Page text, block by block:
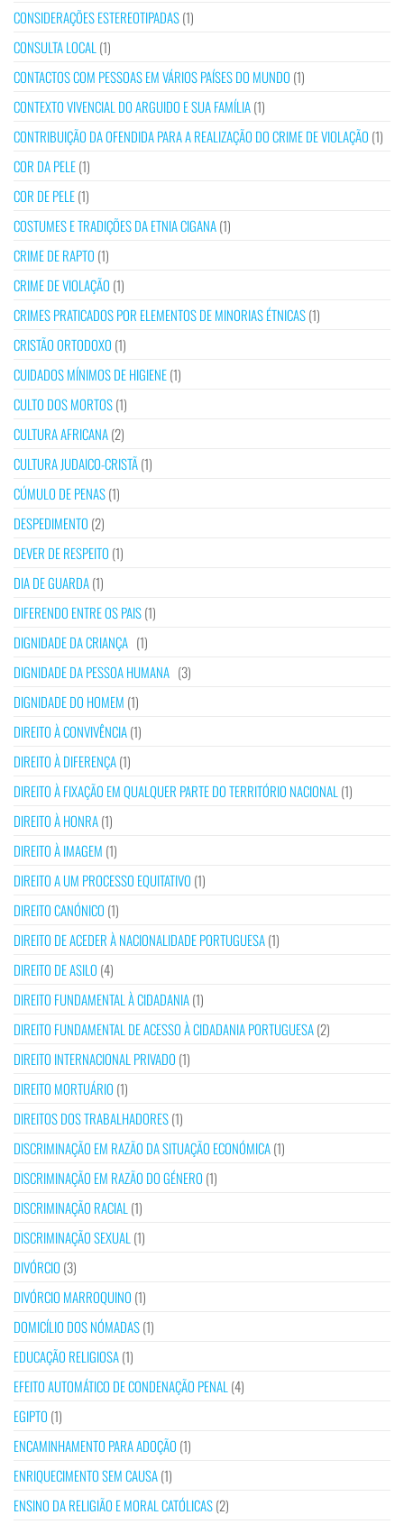
CONSIDERAÇÕES ESTEREOTIPADAS(1)
CONSULTA LOCAL (1)
CONTACTOS COM PESSOAS EM VÁRIOS PAÍSES DO MUNDO (1)
CONTEXTO VIVENCIAL DO ARGUIDO E SUA FAMÍLIA(1)
CONTRIBUIÇÃO DA OFENDIDA PARA A REALIZAÇÃO DO CRIME DE VIOLAÇÃO (1)
COR DA PELE(1)
COR DE PELE(1)
COSTUMES E TRADIÇÕES DA ETNIA CIGANA(1)
CRIME DE RAPTO (1)
CRIME DE VIOLAÇÃO (1)
CRIMES PRATICADOS POR ELEMENTOS DE MINORIAS ÉTNICAS(1)
CRISTÃO ORTODOXO (1)
CUIDADOS MÍNIMOS DE HIGIENE(1)
CULTO DOS MORTOS(1)
CULTURA AFRICANA(2)
CULTURA JUDAICO-CRISTÃ(1)
CÚMULO DE PENAS(1)
DESPEDIMENTO (2)
DEVER DE RESPEITO (1)
DIA DE GUARDA(1)
DIFERENDO ENTRE OS PAIS(1)
DIGNIDADE DA CRIANÇA (1)
DIGNIDADE DA PESSOA HUMANA (3)
DIGNIDADE DO HOMEM (1)
DIREITO À CONVIVÊNCIA(1)
DIREITO À DIFERENÇA(1)
DIREITO À FIXAÇÃO EM QUALQUER PARTE DO TERRITÓRIO NACIONAL (1)
DIREITO À HONRA(1)
DIREITO À IMAGEM (1)
DIREITO A UM PROCESSO EQUITATIVO (1)
DIREITO CANÓNICO (1)
DIREITO DE ACEDER À NACIONALIDADE PORTUGUESA(1)
DIREITO DE ASILO (4)
DIREITO FUNDAMENTAL À CIDADANIA(1)
DIREITO FUNDAMENTAL DE ACESSO À CIDADANIA PORTUGUESA(2)
DIREITO INTERNACIONAL PRIVADO (1)
DIREITO MORTUÁRIO (1)
DIREITOS DOS TRABALHADORES(1)
DISCRIMINAÇÃO EM RAZÃO DA SITUAÇÃO ECONÓMICA(1)
DISCRIMINAÇÃO EM RAZÃO DO GÉNERO (1)
DISCRIMINAÇÃO RACIAL (1)
DISCRIMINAÇÃO SEXUAL (1)
DIVÓRCIO (3)
DIVÓRCIO MARROQUINO (1)
DOMICÍLIO DOS NÓMADAS(1)
EDUCAÇÃO RELIGIOSA(1)
EFEITO AUTOMÁTICO DE CONDENAÇÃO PENAL (4)
EGIPTO (1)
ENCAMINHAMENTO PARA ADOÇÃO (1)
ENRIQUECIMENTO SEM CAUSA(1)
ENSINO DA RELIGIÃO E MORAL CATÓLICAS(2)